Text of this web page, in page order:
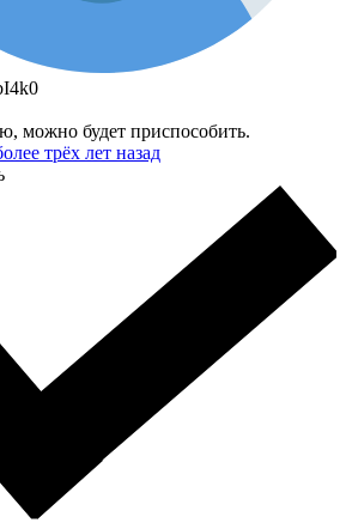
можно будет приспособить.
трёх лет назад